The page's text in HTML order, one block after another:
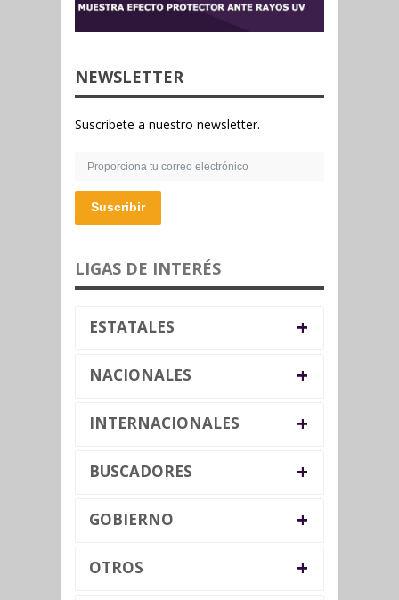
NEWSLETTER
Suscribete a nuestro newsletter.
Suscribir
LIGAS DE INTERÉS
ESTATALES +
NACIONALES +
INTERNACIONALES +
BUSCADORES +
GOBIERNO +
OTROS +